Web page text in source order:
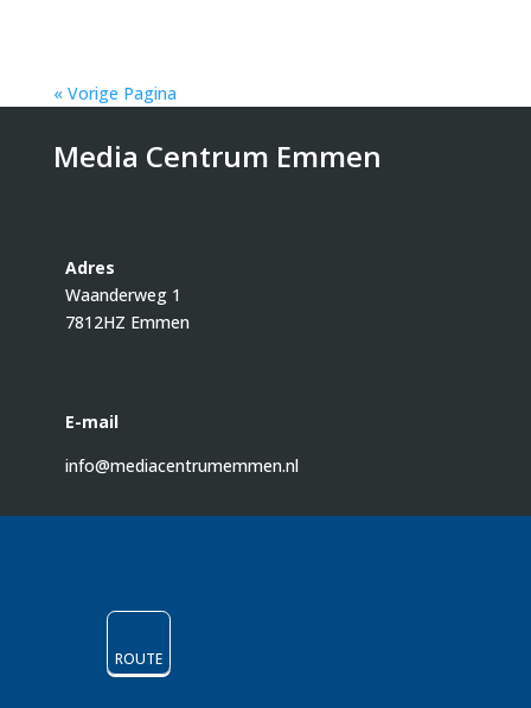
« Vorige Pagina
Media Centrum Emmen
Adres
Waanderweg 1
7812HZ Emmen
E-mail
info@mediacentrumemmen.nl
ROUTE